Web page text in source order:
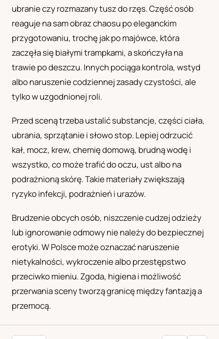
ubranie czy rozmazany tusz do rzęs. Część osób
reaguje na sam obraz chaosu po eleganckim
przygotowaniu, trochę jak po majówce, która
zaczęła się białymi trampkami, a skończyła na
trawie po deszczu. Innych pociąga kontrola, wstyd
albo naruszenie codziennej zasady czystości, ale
tylko w uzgodnionej roli.
Przed sceną trzeba ustalić substancje, części ciała,
ubrania, sprzątanie i słowo stop. Lepiej odrzucić
kał, mocz, krew, chemię domową, brudną wodę i
wszystko, co może trafić do oczu, ust albo na
podrażnioną skórę. Takie materiały zwiększają
ryzyko infekcji, podrażnień i urazów.
Brudzenie obcych osób, niszczenie cudzej odzieży
lub ignorowanie odmowy nie należy do bezpiecznej
erotyki. W Polsce może oznaczać naruszenie
nietykalności, wykroczenie albo przestępstwo
przeciwko mieniu. Zgoda, higiena i możliwość
przerwania sceny tworzą granicę między fantazją a
przemocą.